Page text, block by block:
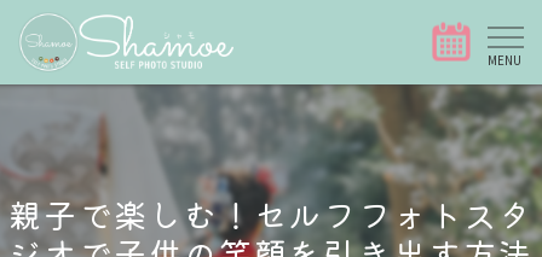
親子で楽しむ！セルフフォトスタ